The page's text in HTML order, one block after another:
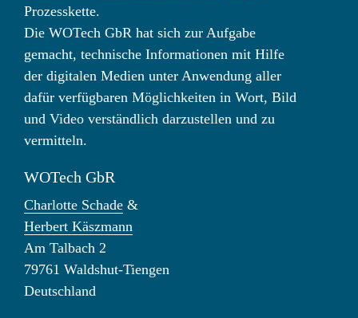
Prozesskette.
Die WOTech GbR hat sich zur Aufgabe
gemacht, technische Informationen mit Hilfe
der digitalen Medien unter Anwendung aller
dafür verfügbaren Möglichkeiten in Wort, Bild
und Video verständlich darzustellen und zu
vermitteln.
WOTech GbR
Charlotte Schade &
Herbert Käszmann
Am Talbach 2
79761 Waldshut-Tiengen
Deutschland